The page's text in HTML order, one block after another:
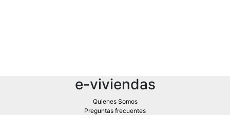
e-viviendas
Quienes Somos
Preguntas frecuentes